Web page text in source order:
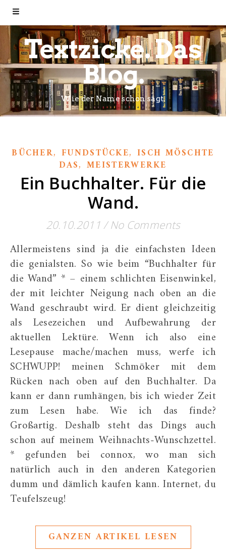
Textzicke. Das
Blog.
Wie der Name schon sagt.
BÜCHER,FUNDSTÜCKE,ISCH MÖSCHTE
DAS,MEISTERWERKE
Ein Buchhalter. Für die
Wand.
20.10.2011 / No Comments
Allermeistens sind ja die einfachsten Ideen
die genialsten. So wie beim “Buchhalter für
die Wand” * – einem schlichten Eisenwinkel,
der mit leichter Neigung nach oben an die
Wand geschraubt wird. Er dient gleichzeitig
als Lesezeichen und Aufbewahrung der
aktuellen Lektüre. Wenn ich also eine
Lesepause mache/machen muss, werfe ich
SCHWUPP! meinen Schmöker mit dem
Rücken nach oben auf den Buchhalter. Da
kann er dann rumhängen, bis ich wieder Zeit
zum Lesen habe. Wie ich das finde?
Großartig. Deshalb steht das Dings auch
schon auf meinem Weihnachts-Wunschzettel.
* gefunden bei connox, wo man sich
natürlich auch in den anderen Kategorien
dumm und dämlich kaufen kann. Internet, du
Teufelszeug!
GANZEN ARTIKEL LESEN